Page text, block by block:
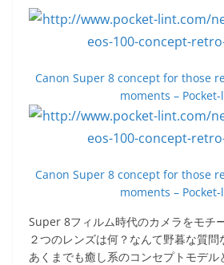
Canon Super 8 concept for those
moments –
Canon Super 8 concept for those
moments –
Super 8フィルム時代のカメラをモチ
２つのレンズは何？なんて野暮な質問
あくまでも癒し系のコンセプトモデル